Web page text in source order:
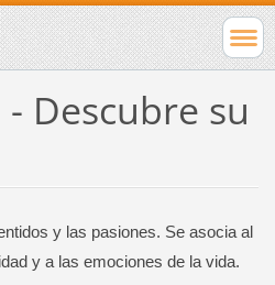
Descubre su
y las pasiones. Se asocia al
y a las emociones de la vida.